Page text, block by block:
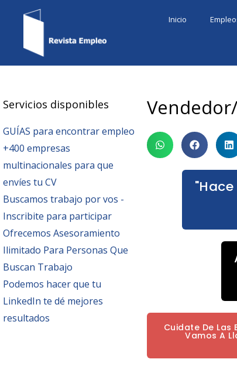
Inicio
Servicios disponibles
GUÍAS para encontrar empleo
+400 empresas
multinacionales para que
envíes tu CV
Buscamos trabajo por vos -
Inscribite para participar
Ofrecemos Asesoramiento
Ilimitado Para Personas Que
Buscan Trabajo
Podemos hacer que tu
LinkedIn te dé mejores
resultados
Cuidate De Las
Vamos A